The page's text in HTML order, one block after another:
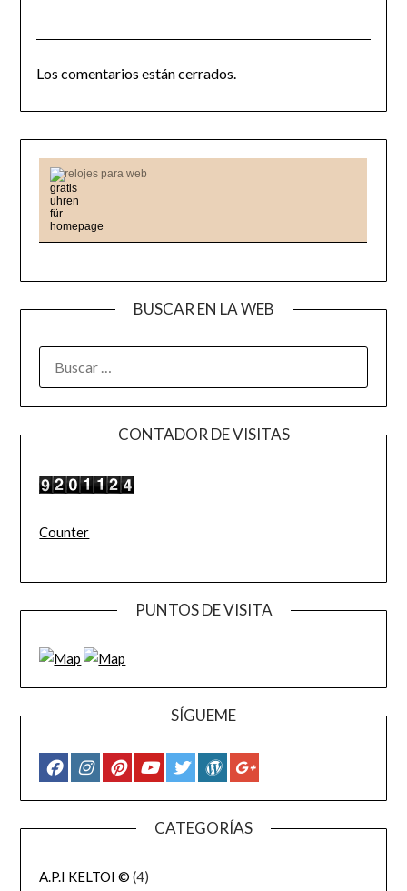
Los comentarios están cerrados.
relojes para web
BUSCAR EN LA WEB
CONTADOR DE VISITAS
Counter
PUNTOS DE VISITA
SÍGUEME
CATEGORÍAS
A.P.I KELTOI © (4)